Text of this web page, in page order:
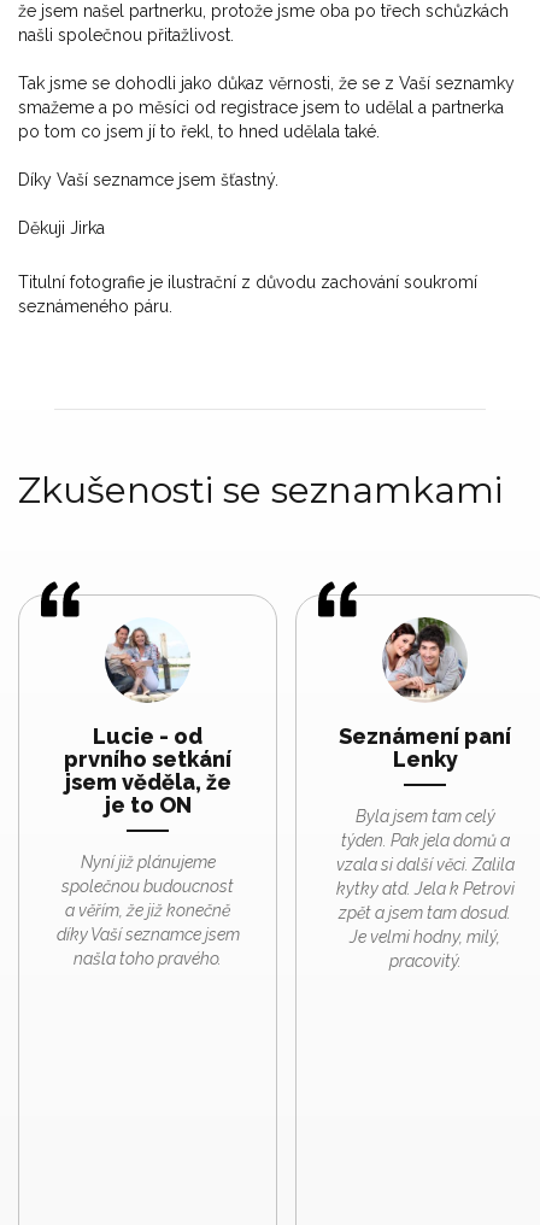
že jsem našel partnerku, protože jsme oba po třech schůzkách
našli společnou přitažlivost.
Tak jsme se dohodli jako důkaz věrnosti, že se z Vaší seznamky
smažeme a po měsíci od registrace jsem to udělal a partnerka
po tom co jsem jí to řekl, to hned udělala také.
Díky Vaší seznamce jsem šťastný.
Děkuji Jirka
Titulní fotografie je ilustrační z důvodu zachování soukromí
seznámeného páru.
Zkušenosti se seznamkami
Lucie - od
prvního setkání
jsem věděla, že
je to ON
Nyní již plánujeme
společnou budoucnost
a věřím, že již konečně
díky Vaší seznamce jsem
našla toho pravého.
Seznámení paní
Lenky
Byla jsem tam celý
týden. Pak jela domů a
vzala si další věci. Zalila
kytky atd. Jela k Petrovi
zpět a jsem tam dosud.
Je velmi hodny, milý,
pracovitý.